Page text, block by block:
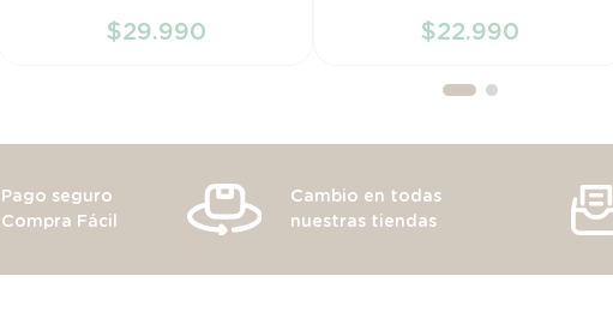
AÑADIR AL CARRITO
$29.990 AÑADIR AL CARRITO
$22.990
Pago seguro
Compra Fácil
Cambio en todas
nuestras tiendas